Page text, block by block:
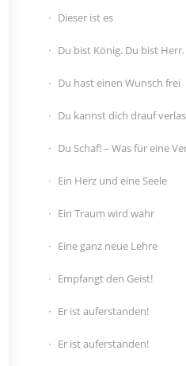
Dieser ist es
Du bist König. Du bist Herr.
Du hast einen Wunsch frei
Du kannst dich drauf
Du Schaf! – Was für eine
Ein Herz und eine Seele
Ein Traum wird wahr
Eine ganz neue Lehre
Empfangt den Geist!
Er ist auferstanden!
Er ist auferstanden!